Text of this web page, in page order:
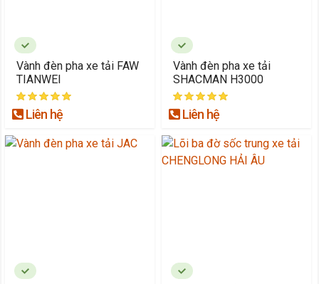
Vành đèn pha xe tải FAW
TIANWEI
Liên hệ
Vành đèn pha xe tải
SHACMAN H3000
Liên hệ